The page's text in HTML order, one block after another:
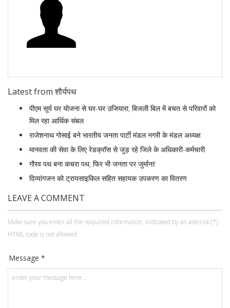
Latest from शौर्यपथ
पीएम सूर्य घर योजना से घर-घर उजियारा, बिजली बिल में बचत से परिवारों को
मिल रहा आर्थिक संबल
राजेशनाथ गोसाई बने भारतीय जनता पार्टी मंडल नगरी के मंडल अध्यक्ष
मानवता की सेवा के लिए रेडक्रॉस से जुड़ रहे जिले के अधिकारी-कर्मचारी
गौरव पथ बना कचरा पथ, फिर भी जनता पर जुर्माना!
दिव्यांगजन को ट्रायसाइकिल सहित सहायक उपकरण का वितरण
LEAVE A COMMENT
Make sure you enter all the required information, indicated by an asterisk (*).
HTML code is not allowed.
Message *